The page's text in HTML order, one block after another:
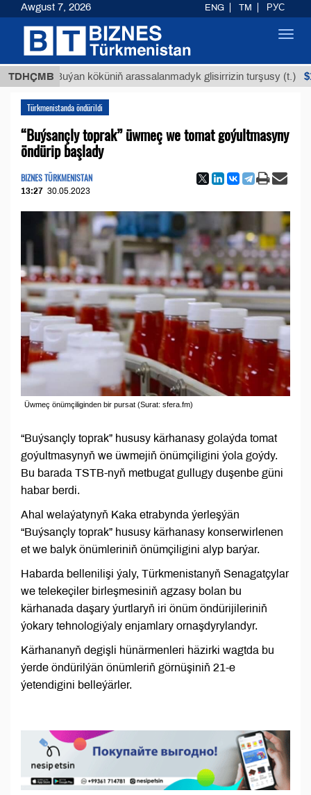
TDHÇMB
Buýan köküniň arassalanmadyk glisirrizin turşusy (t.)
Türkmenistanda öndürildi
“Buýsançly toprak” üwmeç we tomat goýultmasyny
öndürip başlady
BIZNES TÜRKMENISTAN
13:27 30.05.2023
Üwmeç önümçiliginden bir pursat (Surat: sfera.fm)
“Buýsançly toprak” hususy kärhanasy golaýda tomat
goýultmasynyň we üwmejiň önümçiligini ýola goýdy.
Bu barada TSTB-nyň metbugat gullugy duşenbe güni
habar berdi.
Ahal welaýatynyň Kaka etrabynda ýerleşýän
“Buýsançly toprak” hususy kärhanasy konserwirlenen
et we balyk önümleriniň önümçiligini alyp barýar.
Habarda bellenilişi ýaly, Türkmenistanyň Senagatçylar
we telekeçiler birleşmesiniň agzasy bolan bu
kärhanada daşary ýurtlaryň iri önüm öndürijileriniň
ýokary tehnologiýaly enjamlary ornaşdyrylandyr.
Kärhananyň degişli hünärmenleri häzirki wagtda bu
ýerde öndürilýän önümleriň görnüşiniň 21-e
ýetendigini belleýärler.
Awgust 7, 2026 ENG TM РУС